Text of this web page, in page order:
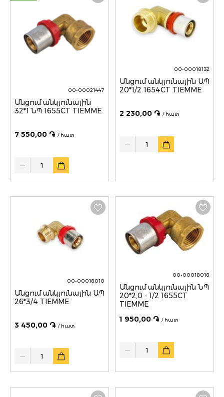
00-00021447
Անցում անկյունային
32*1 ՆՊ 1655CT TIEMME
7 550,00 ֏ / հատ
00-00018132
Անցում անկյունային ԱՊ
20*1/2 1654CT TIEMME
2 230,00 ֏ / հատ
Quantity
00-00018010
Անցում անկյունային ԱՊ
26*3/4 TIEMME
3 450,00 ֏ / հատ
Quantity
00-00018018
Անցում անկյունային ՆՊ
20*2,0 - 1/2 1655CT
TIEMME
1 950,00 ֏ / հատ